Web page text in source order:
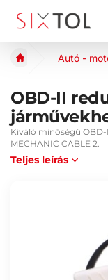
Autó -
OBD-II
Kiváló minőségű
MECHANIC CABLE 2.
Teljes leírás